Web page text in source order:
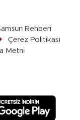
Rehberi
Çerez Politikası
Metni